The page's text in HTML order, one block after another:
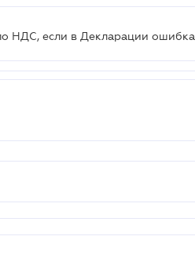
НДС, если в Декларации ошибка